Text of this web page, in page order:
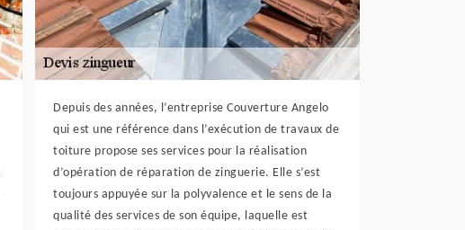
Depuis des années, l’entreprise Couverture Angelo
qui est une référence dans l’exécution de travaux de
toiture propose ses services pour la réalisation
d’opération de réparation de zinguerie. Elle s’est
toujours appuyée sur la polyvalence et le sens de la
qualité des services de son équipe, laquelle est